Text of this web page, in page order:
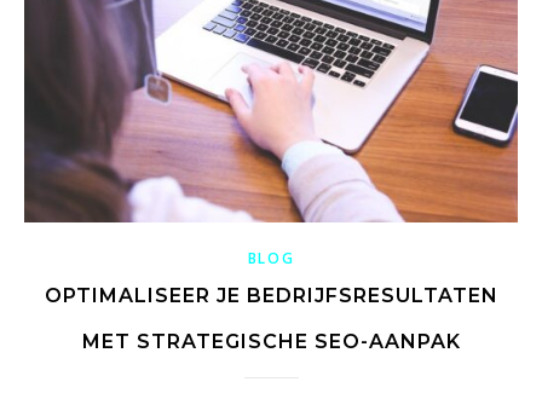
BLOG
OPTIMALISEER JE BEDRIJFSRESULTATEN
MET STRATEGISCHE SEO-AANPAK